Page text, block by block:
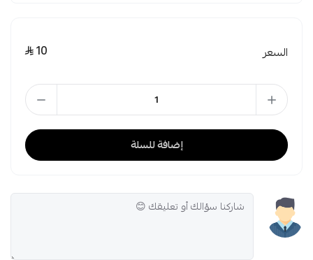
السعر 10
إضافة للسلة